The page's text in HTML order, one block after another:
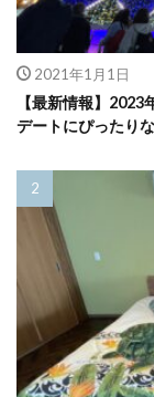
2021年1月1日
【最新情報】
デートにぴったり